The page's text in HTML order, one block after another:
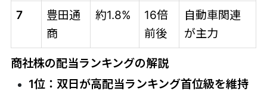
7
豊田通
商
約1.8%
16倍
前後
自動車関連
が主力
商社株の配当ランキングの解説
1位：双日が高配当ランキング首位級を維持